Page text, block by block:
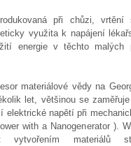
při chůzi, vrtění
využita k napájení
energie v těchto malých
materiálové vědy na
let, většinou se
elektrické napětí při
with a Nanogenerator ).
vytvořením materiálů